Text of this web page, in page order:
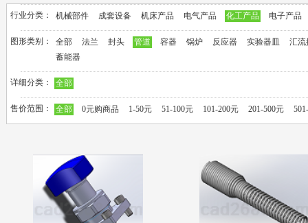
行业分类： 机械部件 成套设备 机床产品 电气产品 化工产品 电子产品
图形类别： 全部 法兰 封头 管道 容器 锅炉 反应器 实验器皿
汇流
蓄能器
详细分类： 全部
售价范围： 全部 0元购商品 1-50元 51-100元 101-200元 201-500元